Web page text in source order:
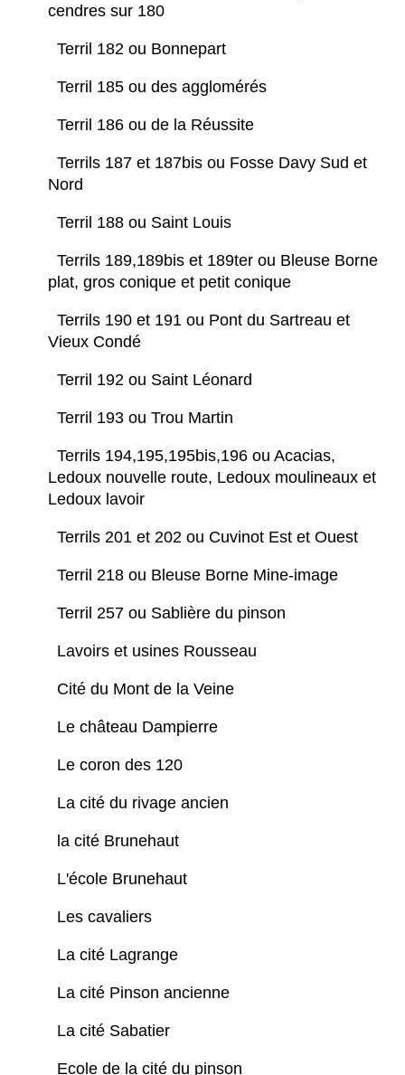
cendres sur 180
Terril 182 ou Bonnepart
Terril 185 ou des agglomérés
Terril 186 ou de la Réussite
Terrils 187 et 187bis ou Fosse Davy Sud et
Nord
Terril 188 ou Saint Louis
Terrils 189,189bis et 189ter ou Bleuse Borne
plat, gros conique et petit conique
Terrils 190 et 191 ou Pont du Sartreau et
Vieux Condé
Terril 192 ou Saint Léonard
Terril 193 ou Trou Martin
Terrils 194,195,195bis,196 ou Acacias,
Ledoux nouvelle route, Ledoux moulineaux et
Ledoux lavoir
Terrils 201 et 202 ou Cuvinot Est et Ouest
Terril 218 ou Bleuse Borne Mine-image
Terril 257 ou Sablière du pinson
Lavoirs et usines Rousseau
Cité du Mont de la Veine
Le château Dampierre
Le coron des 120
La cité du rivage ancien
la cité Brunehaut
L'école Brunehaut
Les cavaliers
La cité Lagrange
La cité Pinson ancienne
La cité Sabatier
Ecole de la cité du pinson